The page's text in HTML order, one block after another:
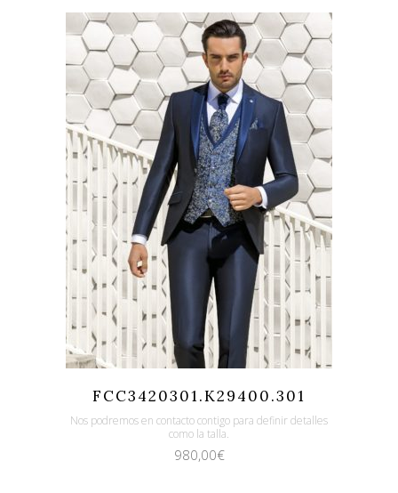
FCC3420301.K29400.301
Nos podremos en contacto contigo para definir detalles
como la talla.
980,00€